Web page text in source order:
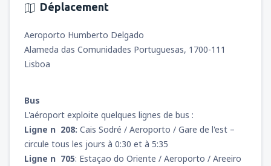
Déplacement
Aeroporto Humberto Delgado
Alameda das Comunidades Portuguesas, 1700-111
Lisboa
Bus
L'aéroport exploite quelques lignes de bus :
Ligne n 208: Cais Sodré / Aeroporto / Gare de l'est –
circule tous les jours à 0:30 et à 5:35
Ligne n 705: Estaçao do Oriente / Aeroporto / Areeiro